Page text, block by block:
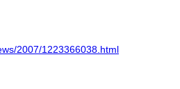
2007/1223366038.html